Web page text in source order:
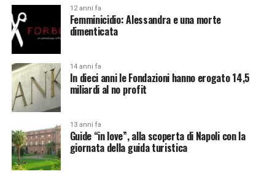
12 anni fa
Femminicidio: Alessandra e una morte
dimenticata
14 anni fa
In dieci anni le Fondazioni hanno erogato 14,5
miliardi al no profit
13 anni fa
Guide “in love”, alla scoperta di Napoli con la
giornata della guida turistica